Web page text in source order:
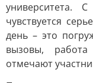
университета.
чувствуется
день – это
вызовы,
отмечают